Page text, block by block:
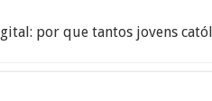
Não Terá Fim: O
por que tantos jovens